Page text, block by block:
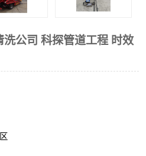
公司 科探管道工程 时效